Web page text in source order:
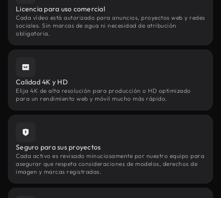
Licencia para uso comercial
Cada vídeo está autorizado para anuncios, proyectos web y redes
sociales. Sin marcas de agua ni necesidad de atribución
obligatoria.
Calidad 4K y HD
Elija 4K de alta resolución para producción o HD optimizado
para un rendimiento web y móvil mucho más rápido.
Seguro para sus proyectos
Cada activo es revisado minuciosamente por nuestro equipo para
asegurar que respeta consideraciones de modelos, derechos de
imagen y marcas registradas.